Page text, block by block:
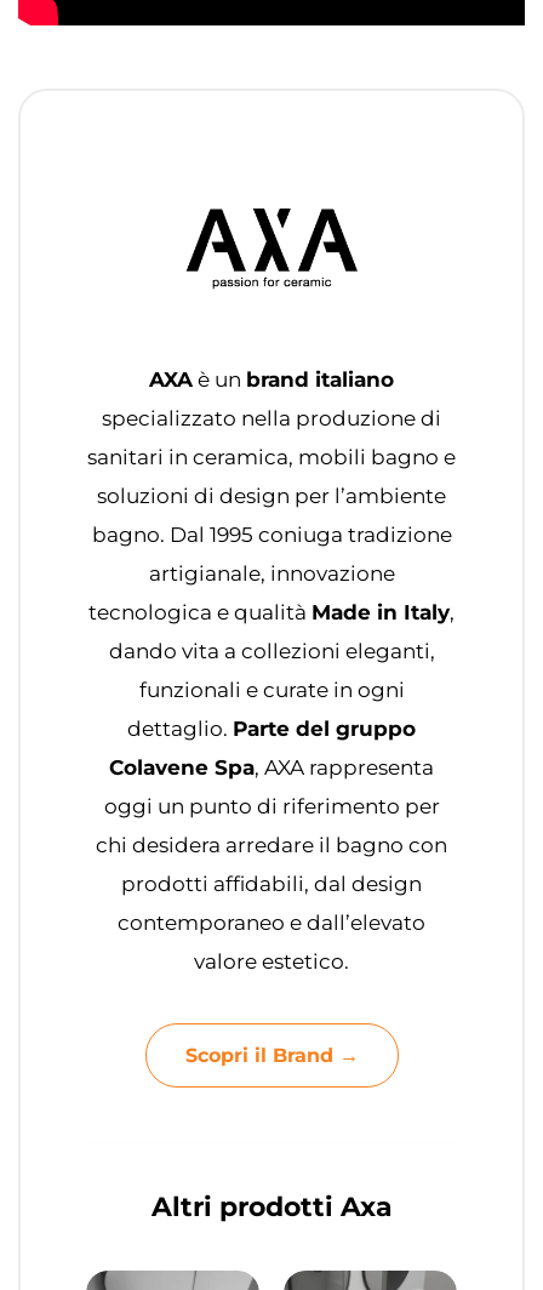
AXA è un brand italiano
specializzato nella produzione di
sanitari in ceramica, mobili bagno e
soluzioni di design per l’ambiente
bagno. Dal 1995 coniuga tradizione
artigianale, innovazione
tecnologica e qualità Made in Italy,
dando vita a collezioni eleganti,
funzionali e curate in ogni
dettaglio. Parte del gruppo
Colavene Spa, AXA rappresenta
oggi un punto di riferimento per
chi desidera arredare il bagno con
prodotti affidabili, dal design
contemporaneo e dall’elevato
valore estetico.
Scopri il Brand →
Altri prodotti Axa